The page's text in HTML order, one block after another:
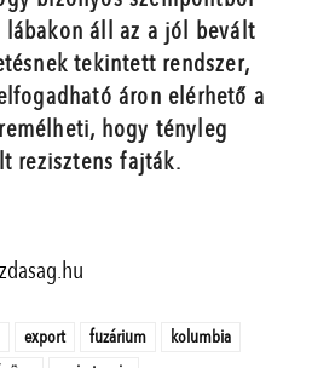
áll az a jól bevált
tekintett rendszer,
áron elérhető a
hogy tényleg
rezisztens fajták.
export fuzárium
kolumbia